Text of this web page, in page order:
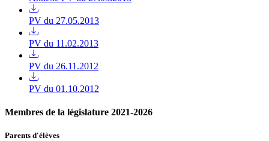
PV du 27.05.2013
PV du 11.02.2013
PV du 26.11.2012
PV du 01.10.2012
Membres de la législature 2021-2026
Parents d'élèves